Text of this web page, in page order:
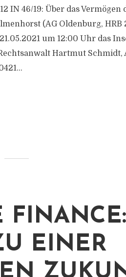
IN 46/19: Über das Vermögen
(AG Oldenburg, HRB
um 12:00 Uhr das
Hartmut Schmidt,
FINANCE:
EINER